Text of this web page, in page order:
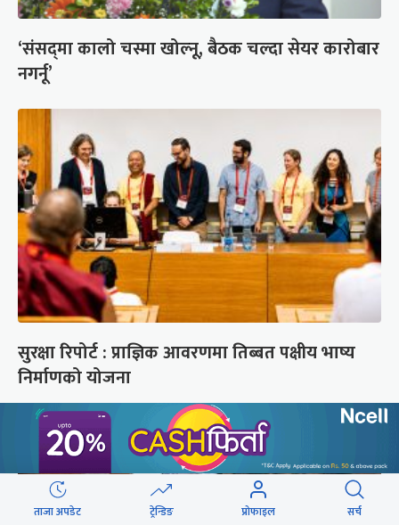
‘संसद्‍मा कालो चस्मा खोल्नू, बैठक चल्दा सेयर कारोबार
नगर्नू’
सुरक्षा रिपोर्ट : प्राज्ञिक आवरणमा तिब्बत पक्षीय भाष्य
निर्माणको योजना
ताजा अपडेट ट्रेन्डिङ प्रोफाइल सर्च